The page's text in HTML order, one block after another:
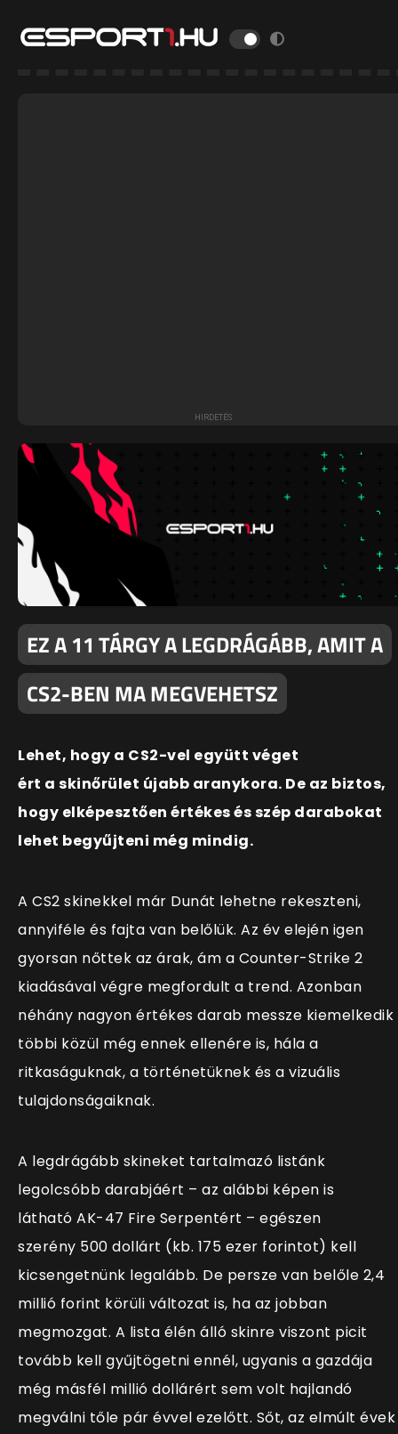
EZ A 11 TÁRGY A LEGDRÁGÁBB, AMIT A
CS2-BEN MA MEGVEHETSZ
Lehet, hogy a CS2-vel együtt véget
ért a skinőrület újabb aranykora. De az biztos,
hogy elképesztően értékes és szép darabokat
lehet begyűjteni még mindig.
A CS2 skinekkel már Dunát lehetne rekeszteni,
annyiféle és fajta van belőlük. Az év elején igen
gyorsan nőttek az árak, ám a Counter-Strike 2
kiadásával végre megfordult a trend. Azonban
néhány nagyon értékes darab messze kiemelkedik
többi közül még ennek ellenére is, hála a
ritkaságuknak, a történetüknek és a vizuális
tulajdonságaiknak.
A legdrágább skineket tartalmazó listánk
legolcsóbb darabjáért – az alábbi képen is
látható AK-47 Fire Serpentért – egészen
szerény 500 dollárt (kb. 175 ezer forintot) kell
kicsengetnünk legalább. De persze van belőle 2,4
millió forint körüli változat is, ha az jobban
megmozgat. A lista élén álló skinre viszont picit
tovább kell gyűjtögetni ennél, ugyanis a gazdája
még másfél millió dollárért sem volt hajlandó
megválni tőle pár évvel ezelőtt. Sőt, az elmúlt évek